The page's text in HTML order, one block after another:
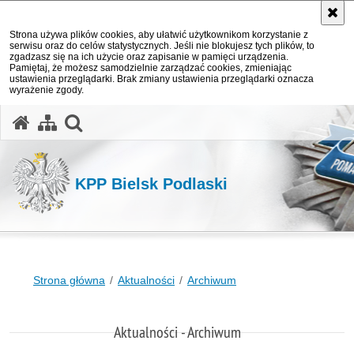
Strona używa plików cookies, aby ułatwić użytkownikom korzystanie z
serwisu oraz do celów statystycznych. Jeśli nie blokujesz tych plików, to
zgadzasz się na ich użycie oraz zapisanie w pamięci urządzenia.
Pamiętaj, że możesz samodzielnie zarządzać cookies, zmieniając
ustawienia przeglądarki. Brak zmiany ustawienia przeglądarki oznacza
wyrażenie zgody.
KPP Bielsk Podlaski
Strona główna Aktualności Archiwum
Aktualności - Archiwum